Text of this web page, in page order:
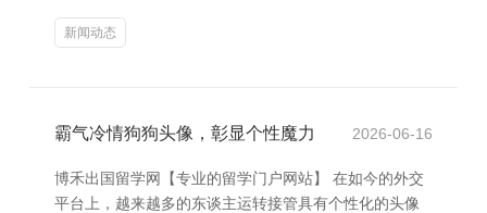
新闻动态
霸气冷情狗狗头像，彰显个性魔力 2026-06-16
博禾出国留学网【专业的留学门户网站】 在如今的外交
平台上，越来越多的东谈主运转接管具有个性化的头像